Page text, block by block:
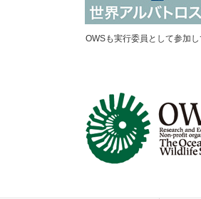
OWSも実行委員として参加